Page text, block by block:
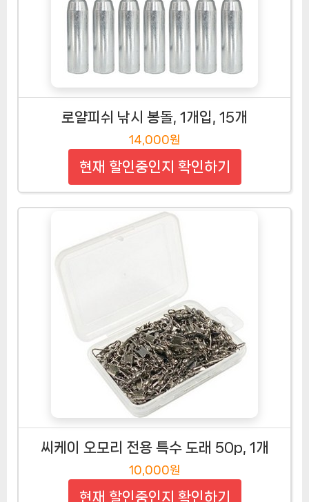
로얄피쉬 낚시 봉돌, 1개입, 15개
14,000원
현재 할인중인지 확인하기
씨케이 오모리 전용 특수 도래 50p, 1개
10,000원
현재 할인중인지 확인하기